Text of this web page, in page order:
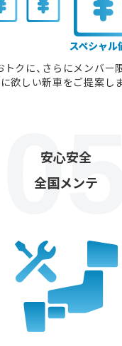
クに、さらにメンバー
欲しい新車をご提案し
安心安全
全国メンテ